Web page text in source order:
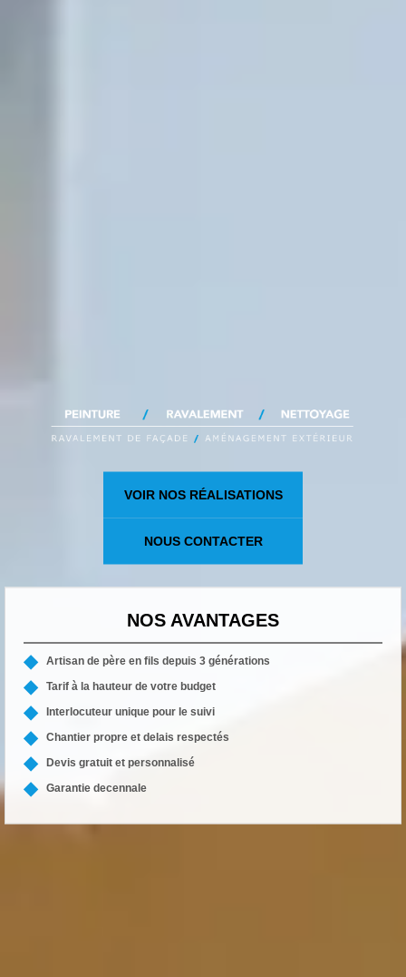
VOIR NOS RÉALISATIONS
NOUS CONTACTER
NOS AVANTAGES
Artisan de père en fils depuis 3 générations
Tarif à la hauteur de votre budget
Interlocuteur unique pour le suivi
Chantier propre et delais respectés
Devis gratuit et personnalisé
Garantie decennale